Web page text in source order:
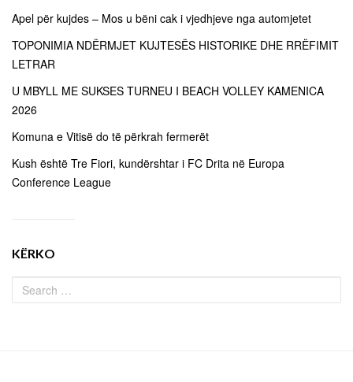
Apel për kujdes – Mos u bëni cak i vjedhjeve nga automjetet
TOPONIMIA NDËRMJET KUJTESËS HISTORIKE DHE RRËFIMIT
LETRAR
U MBYLL ME SUKSES TURNEU I BEACH VOLLEY KAMENICA
2026
Komuna e Vitisë do të përkrah fermerët
Kush është Tre Fiori, kundërshtar i FC Drita në Europa
Conference League
KËRKO